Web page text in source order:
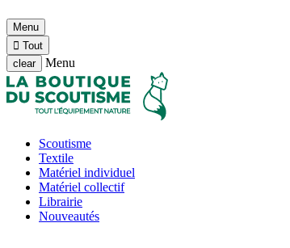
Menu
 Tout
clear
Menu
Scoutisme
Textile
Matériel individuel
Matériel collectif
Librairie
Nouveautés